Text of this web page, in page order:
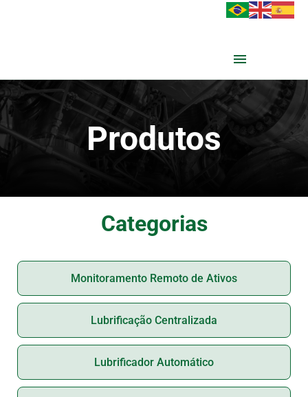
Produtos
Categorias
Monitoramento Remoto de Ativos
Lubrificação Centralizada
Lubrificador Automático